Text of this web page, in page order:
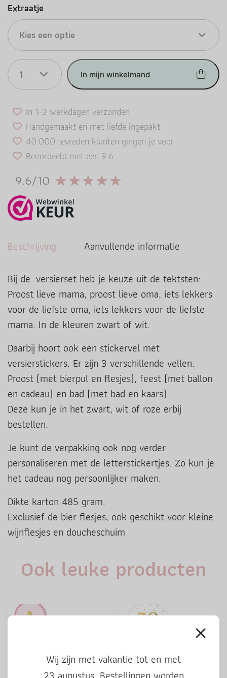
Extraatje
Kies een optie
1 In mijn winkelmand
In 1-3 werkdagen verzonden
Handgemaakt en met liefde ingepakt
40.000 tevreden klanten gingen je voor
Beoordeeld met een 9.6
9.6/10
Beschrijving
Aanvullende informatie
Bij de versierset heb je keuze uit de tektsten:
Proost lieve mama, proost lieve oma, iets lekkers
voor de liefste oma, iets lekkers voor de liefste
mama. In de kleuren zwart of wit.
Daarbij hoort ook een stickervel met
versierstickers. Er zijn 3 verschillende vellen.
Proost (met bierpul en flesjes), feest (met ballon
en cadeau) en bad (met bad en kaars)
Deze kun je in het zwart, wit of roze erbij
bestellen.
Je kunt de verpakking ook nog verder
personaliseren met de letterstickertjes. Zo kun je
het cadeau nog persoonlijker maken.
Dikte karton 485 gram.
Exclusief de bier flesjes, ook geschikt voor kleine
wijnflesjes en doucheschuim
Ook leuke producten
Wij zijn met vakantie tot en met